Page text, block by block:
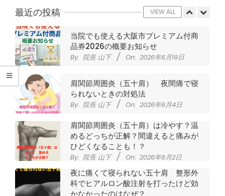
腰
痛
｜
整
体
な
ら
最近の投稿 VIEW ALL
2026年7月11日
当院でも使える大阪市プレミアム付商
品券2026の概要お知らせ
By: 院長 山下 On: 2026年6月19日
肩関節周囲炎（五十肩） 夜間痛で寝
られないときの対処法
By: 院長 山下 On: 2026年6月4日
肩関節周囲炎（五十肩）は冷やす？温
めるどっちが正解？間違えると痛みが
ひどくなることも！？
By: 院長 山下 On: 2026年6月2日
夜に痛くて寝られない五十肩 整形外
科でヒアルロン酸注射を打ったけど効
かなかったのはなぜ？